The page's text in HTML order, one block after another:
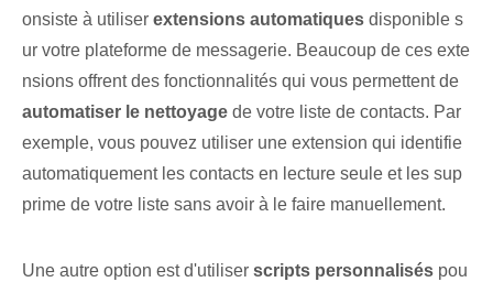
onsiste à utiliser extensions automatiques disponible s
ur votre plateforme de messagerie. Beaucoup de ces exte
nsions offrent des fonctionnalités qui vous permettent de
automatiser le nettoyage de votre liste de contacts. Par
exemple,⁢ vous pouvez utiliser une ‌extension‍ qui identifie
automatiquement les contacts en lecture seule et les sup
prime de votre liste sans avoir à le faire manuellement.
Une autre option est d'utiliser scripts personnalisés pou